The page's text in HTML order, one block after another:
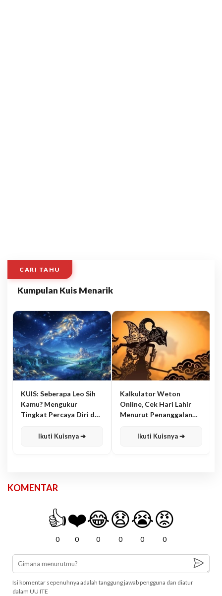
CARI TAHU
Kumpulan Kuis Menarik
KUIS: Seberapa Leo Sih
Kamu? Mengukur
Tingkat Percaya Diri dan
Ikuti Kuisnya ➔
Kalkulator Weton
Online, Cek Hari Lahir
Menurut Penanggalan
Ikuti Kuisnya ➔
KOMENTAR
👍
0
❤️
0
😂
0
😧
0
😭
0
😡
0
Isi komentar sepenuhnya adalah tanggung jawab pengguna dan diatur
dalam UU ITE